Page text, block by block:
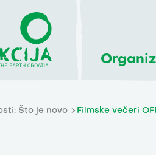
Što je novo Filmske večeri